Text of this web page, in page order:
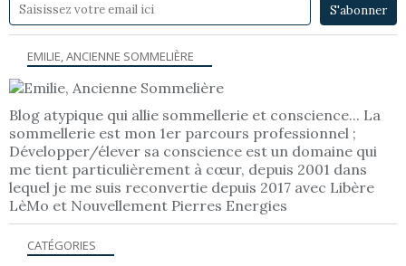
EMILIE, ANCIENNE SOMMELIÈRE
Blog atypique qui allie sommellerie et conscience... La
sommellerie est mon 1er parcours professionnel ;
Développer/élever sa conscience est un domaine qui
me tient particulièrement à cœur, depuis 2001 dans
lequel je me suis reconvertie depuis 2017 avec Libère
LèMo et Nouvellement Pierres Energies
CATÉGORIES